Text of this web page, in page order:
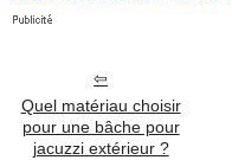
Quel matériau choisir
pour une bâche pour
jacuzzi extérieur ?